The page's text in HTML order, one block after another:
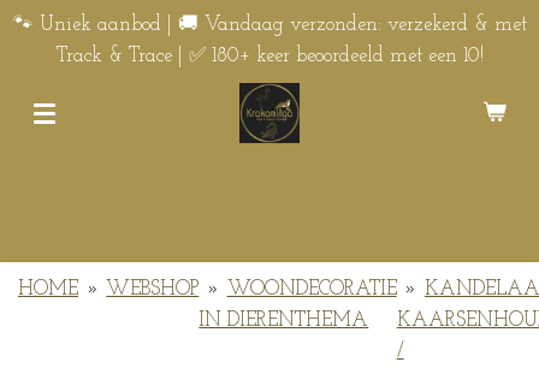
Ga
direct
🐾 Uniek aanbod | 🚚 Vandaag verzonden: verzekerd & met
Track & Trace | ✅ 180+ keer beoordeeld met een 10!
HOME » WEBSHOP »
WOONDECORATIE
IN DIERENTHEMA
»
/